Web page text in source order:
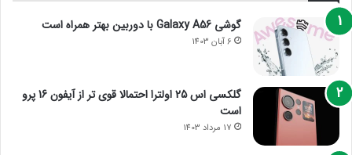
گوشی Galaxy A56 با دوربین بهتر همراه است
6 آبان 1403
گلکسی اس 25 اولترا احتمالا قوی تر از آیفون 16 پرو
است
17 مرداد 1403